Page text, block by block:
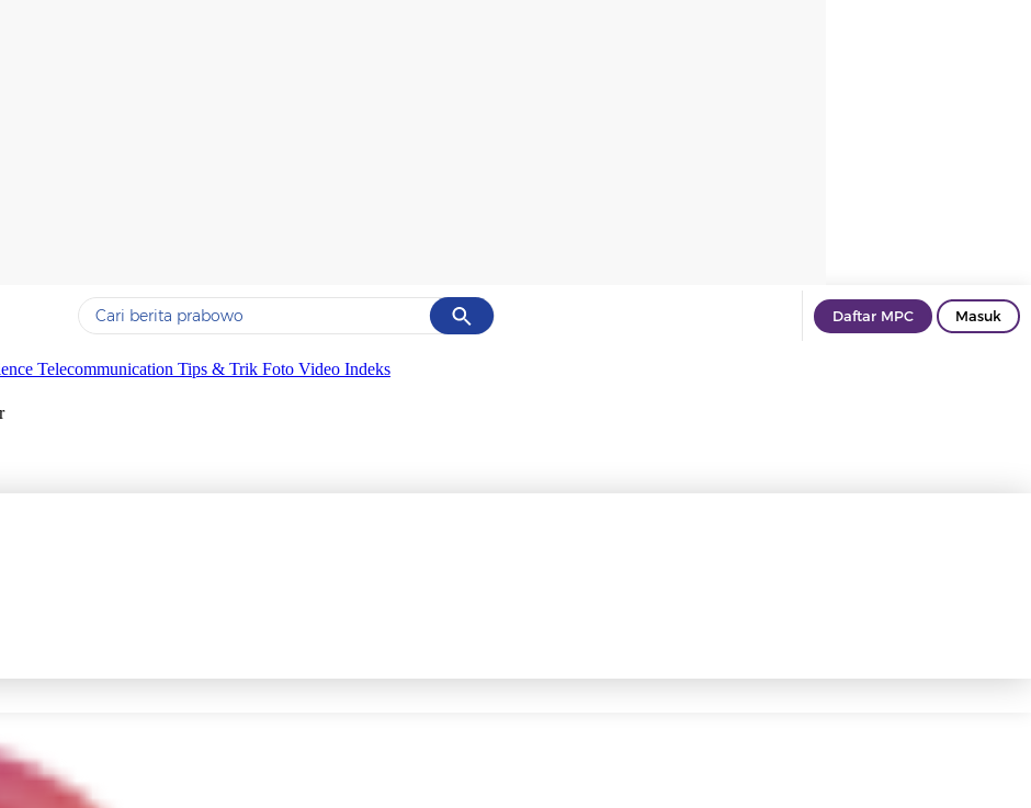
Cancel
Yang sedang ramai dicari
Terakhir yang dicari
Daftar MPC Masuk
Telecommunication Tips & Trik Foto Video Indeks